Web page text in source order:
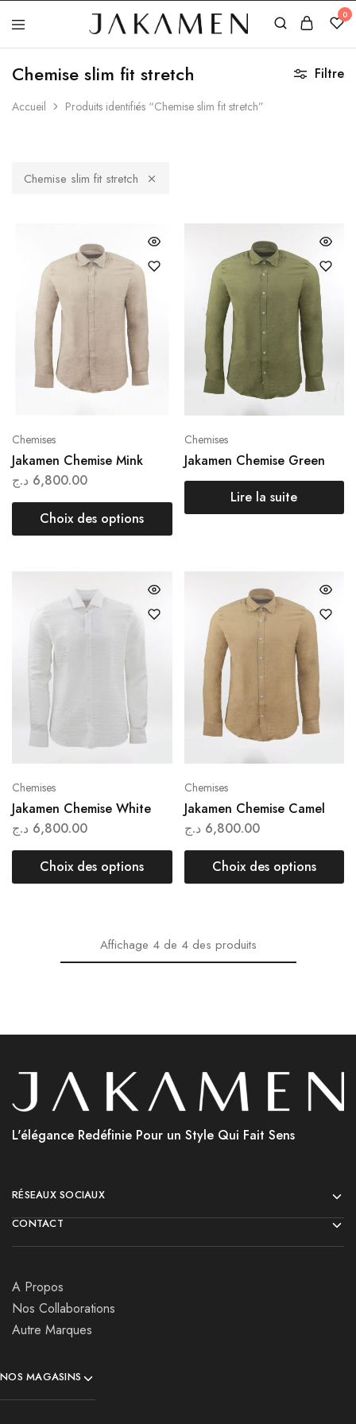
Jakamen
Algérie
0
Chemise slim fit stretch
Accueil Produits identifiés “Chemise slim fit stretch”
Filtre
Chemise slim fit stretch
Chemises
Jakamen Chemise Mink
6,800.00 د.ج
Choix des options
Chemises
Jakamen Chemise Green
Lire la suite
Chemises
Jakamen Chemise White
6,800.00 د.ج
Choix des options
Chemises
Jakamen Chemise Camel
6,800.00 د.ج
Choix des options
Affichage 4 de 4 des produits
L'élégance Redéfinie Pour un Style Qui Fait Sens
RÉSEAUX SOCIAUX
CONTACT
A Propos
Nos Collaborations
Autre Marques
NOS MAGASINS